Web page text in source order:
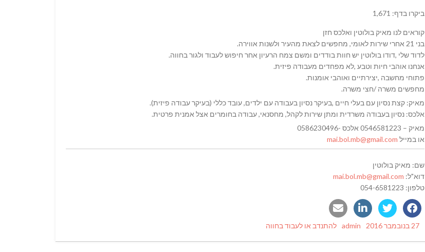
ביקרו בדף: 1,671
קוראים לנו מאיק בולוטין ואלכס חזן
בני 21 אחרי שירות לאומי, מחפשים לצאת מהעיר ולשנות אווירה.
לדוד שלי ,דודו בולוטין יש חוות בודדים ומשם צמח הרעיון אחר חיפוש לעבוד ולגור בחווה.
אנחנו אוהבי חיות וטבע ,לא מפחדים מעבודה פיזית.
פתוחי מחשבה ,יצירתיים ואוהבי אומנות.
מחפשים משרה /חצי משרה.
מאיק: קצת נסיון עם בעלי חיים ,בעיקר נסיון בעבודה עם ילדים, עובד כללי (בעיקר עבודה פיזית).
אלכס: נסיון בעבודה משרדית ומתן שירות לקהל, מחסנאי, עבודה בחומרים אצל אמנית פרטית.
מאיק – 0546581223 אלכס -0586230496
או במייל mai.bol.mb@gmail.com
שם: מאיק בולוטין
דוא"ל: mai.bol.mb@gmail.com
טלפון: 054-6581223
Posted
27 בנובמבר 2016 Author
admin
Categories
להתנדב או לעבוד בחווה